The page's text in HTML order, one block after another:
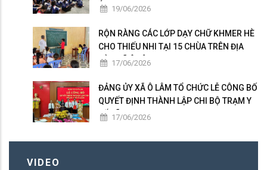
ÉN 19/06/2026
RỘN RÀNG CÁC LỚP DẠY CHỮ KHMER HÈ
CHO THIẾU NHI TẠI 15 CHÙA TRÊN ĐỊA
BÀN XÃ Ô LÂM
17/06/2026
ĐẢNG ỦY XÃ Ô LÂM TỔ CHỨC LỄ CÔNG BỐ
QUYẾT ĐỊNH THÀNH LẬP CHI BỘ TRẠM Y
TẾ XÃ17/06/2026
VIDEO